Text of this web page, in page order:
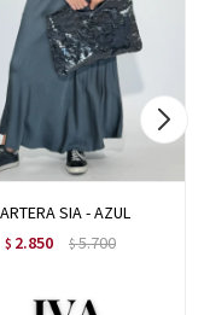
SIA - AZUL
$ 2.850 $5.700